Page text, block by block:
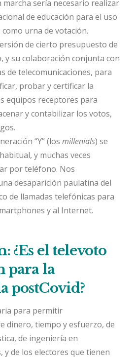
marcha sería necesario realizar
de educación para el uso
urna de votación.
de cierto presupuesto de
y su colaboración conjunta con
de telecomunicaciones, para
probar y certificar la
equipos receptores para
y contabilizar los votos,
“Y” (losmillenials) se
y muchas veces
por teléfono. Nos
desaparición paulatina del
de llamadas telefónicas para
y al Internet.
¿Es el televoto
para la
postCovid?
para permitir
dinero, tiempo y esfuerzo, de
de ingeniería en
y de los electores que tienen